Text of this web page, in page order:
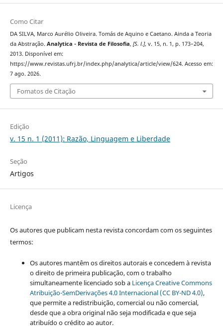
Como Citar
DA SILVA, Marco Aurélio Oliveira. Tomás de Aquino e Caetano. Ainda a Teoria
da Abstração. Analytica - Revista de Filosofia, [S. l.], v. 15, n. 1, p. 173–204,
2013. Disponível em:
https://www.revistas.ufrj.br/index.php/analytica/article/view/624. Acesso em:
7 ago. 2026.
Fomatos de Citação
Edição
v. 15 n. 1 (2011): Razão, Linguagem e Liberdade
Seção
Artigos
Licença
Os autores que publicam nesta revista concordam com os seguintes
termos:
Os autores mantêm os direitos autorais e concedem à revista
o direito de primeira publicação, com o trabalho
simultaneamente licenciado sob aLicença Creative Commons
Atribuição-SemDerivações 4.0 Internacional (CC BY-ND 4.0),
que permite a redistribuição, comercial ou não comercial,
desde que a obra original não seja modificada e que seja
atribuído o crédito ao autor.